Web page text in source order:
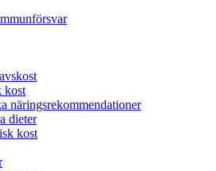
kost
näringsrekommendationer
dieter
kost